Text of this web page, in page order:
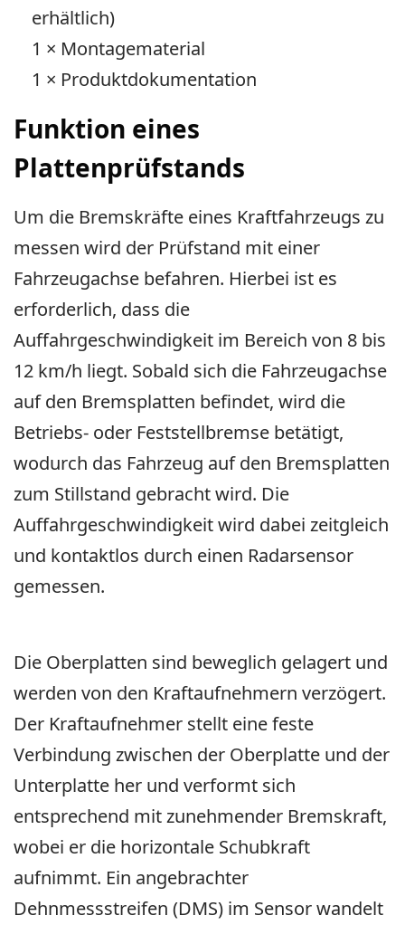
erhältlich)
1 × Montagematerial
1 × Produktdokumentation
Funktion eines
Plattenprüfstands
Um die Bremskräfte eines Kraftfahrzeugs zu
messen wird der Prüfstand mit einer
Fahrzeugachse befahren. Hierbei ist es
erforderlich, dass die
Auffahrgeschwindigkeit im Bereich von 8 bis
12 km/h liegt. Sobald sich die Fahrzeugachse
auf den Bremsplatten befindet, wird die
Betriebs- oder Feststellbremse betätigt,
wodurch das Fahrzeug auf den Bremsplatten
zum Stillstand gebracht wird. Die
Auffahrgeschwindigkeit wird dabei zeitgleich
und kontaktlos durch einen Radarsensor
gemessen.
Die Oberplatten sind beweglich gelagert und
werden von den Kraftaufnehmern verzögert.
Der Kraftaufnehmer stellt eine feste
Verbindung zwischen der Oberplatte und der
Unterplatte her und verformt sich
entsprechend mit zunehmender Bremskraft,
wobei er die horizontale Schubkraft
aufnimmt. Ein angebrachter
Dehnmessstreifen (DMS) im Sensor wandelt